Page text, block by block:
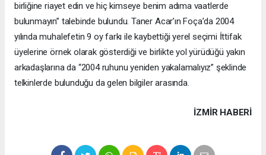
birliğine riayet edin ve hiç kimseye benim adıma vaatlerde
bulunmayın” talebinde bulundu. Taner Acar’ın Foça’da 2004
yılında muhalefetin 9 oy farkı ile kaybettiği yerel seçimi İttifak
üyelerine örnek olarak gösterdiği ve birlikte yol yürüdüğü yakın
arkadaşlarına da “2004 ruhunu yeniden yakalamalıyız” şeklinde
telkinlerde bulunduğu da gelen bilgiler arasında.
İZMIR HABERİ